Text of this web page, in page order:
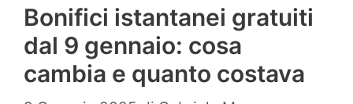
Bonifici istantanei gratuiti
dal 9 gennaio: cosa
cambia e quanto costava